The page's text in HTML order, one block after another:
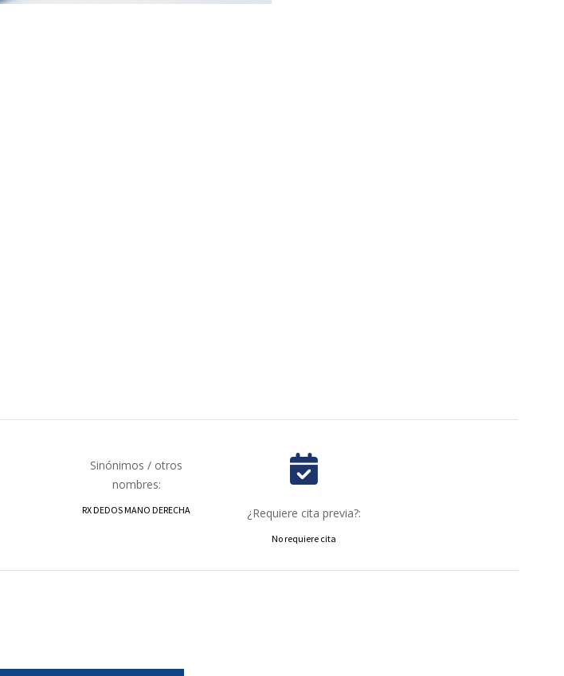
Sinónimos / otros
nombres:
RX DEDOS MANO DERECHA ¿Requiere cita previa?:
No requiere cita